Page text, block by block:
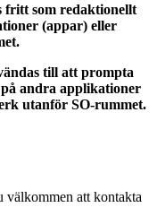
fritt som redaktionellt
(appar) eller
till att prompta
andra applikationer
utanför SO-rummet.
välkommen att kontakta